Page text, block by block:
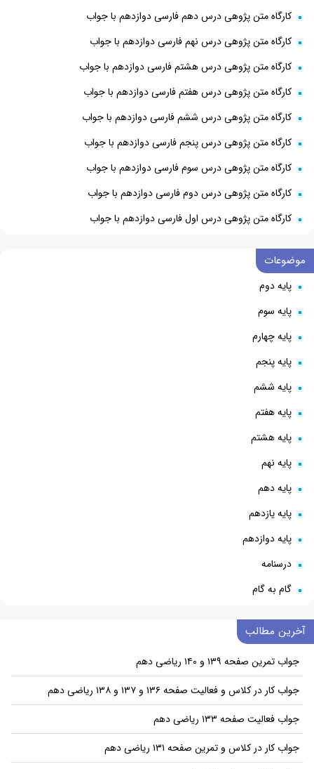
کارگاه متن پژوهی درس دهم فارسی دوازدهم با جواب
کارگاه متن پژوهی درس نهم فارسی دوازدهم با جواب
کارگاه متن پژوهی درس هشتم فارسی دوازدهم با جواب
کارگاه متن پژوهی درس هفتم فارسی دوازدهم با جواب
کارگاه متن پژوهی درس ششم فارسی دوازدهم با جواب
کارگاه متن پژوهی درس پنجم فارسی دوازدهم با جواب
کارگاه متن پژوهی درس سوم فارسی دوازدهم با جواب
کارگاه متن پژوهی درس دوم فارسی دوازدهم با جواب
کارگاه متن پژوهی درس اول فارسی دوازدهم با جواب
موضوعات
پایه دوم
پایه سوم
پایه چهارم
پایه پنجم
پایه ششم
پایه هفتم
پایه هشتم
پایه نهم
پایه دهم
پایه یازدهم
پایه دوازدهم
درسنامه
گام به گام
آخرین مطالب
جواب تمرین صفحه ۱۳۹ و ۱۴۰ ریاضی دهم
جواب کار در کلاس و فعالیت صفحه ۱۳۶ و ۱۳۷ و ۱۳۸ ریاضی دهم
جواب فعالیت صفحه ۱۳۳ ریاضی دهم
جواب کار در کلاس و تمرین صفحه ۱۳۱ ریاضی دهم